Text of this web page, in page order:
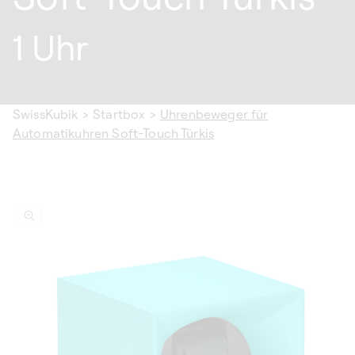
1 Uhr
SwissKubik > Startbox > Uhrenbeweger für
Automatikuhren Soft-Touch Türkis